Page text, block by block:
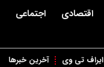
اقتصادی اجتماعی
ایراف تی وی آخرین خبرها